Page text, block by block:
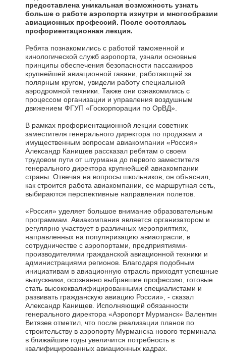
предоставлена уникальная возможность узнать
больше о работе аэропорта изнутри и многообразии
авиационных профессий. После состоялась
профориентационная лекция.
Ребята познакомились с работой таможенной и
кинологической служб аэропорта, узнали основные
принципы обеспечения безопасности пассажиров
крупнейшей авиационной гавани, работающей за
полярным кругом, увидели работу специальной
аэродромной техники. Также они ознакомились с
процессом организации и управления воздушным
движением ФГУП «Госкорпорации по ОрВД».
В рамках профориентационной лекции советник
заместителя генерального директора по продажам и
имущественным вопросам авиакомпании «Россия»
Александр Канищев рассказал ребятам о своем
трудовом пути от штурмана до первого заместителя
генерального директора крупнейшей авиакомпании
страны. Отвечая на вопросы школьников, он объяснил,
как строится работа авиакомпании, ее маршрутная сеть,
выбираются перспективные направления полетов.
«Россия» уделяет большое внимание образовательным
программам. Авиакомпания является организатором и
регулярно участвует в различных мероприятиях,
направленных на популяризацию авиаотрасли, в
сотрудничестве с аэропортами, предприятиями-
производителями гражданской авиационной техники и
администрациями регионов. Благодаря подобным
инициативам в авиационную отрасль приходят успешные
выпускники, осознанно выбравшие профессию, готовые
стать высококвалифицированными специалистами и
развивать гражданскую авиацию России», - сказал
Александр Канищев. Исполняющий обязанности
генерального директора «Аэропорт Мурманск» Валентин
Витязев отметил, что после реализации планов по
строительству в аэропорту Мурманска нового терминала
в ближайшие годы увеличится потребность в
квалифицированных авиационных кадрах.